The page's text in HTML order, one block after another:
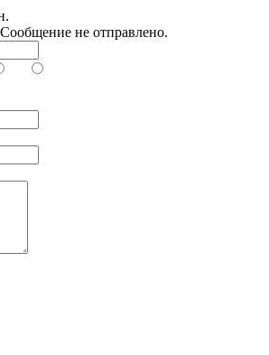
не отправлено.